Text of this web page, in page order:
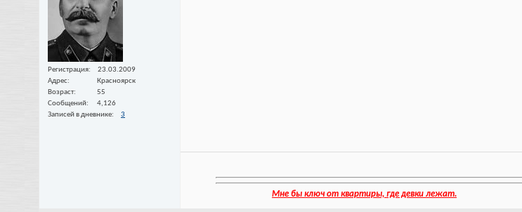
Регистрация
23.03.2009
Адрес
Красноярск
Возраст
55
Сообщений
4,126
Записей в дневнике
3
Мне бы ключ от квартиры, где девки лежат.